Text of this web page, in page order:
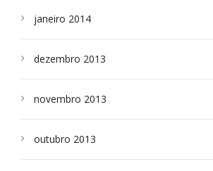
janeiro 2014
dezembro 2013
novembro 2013
outubro 2013